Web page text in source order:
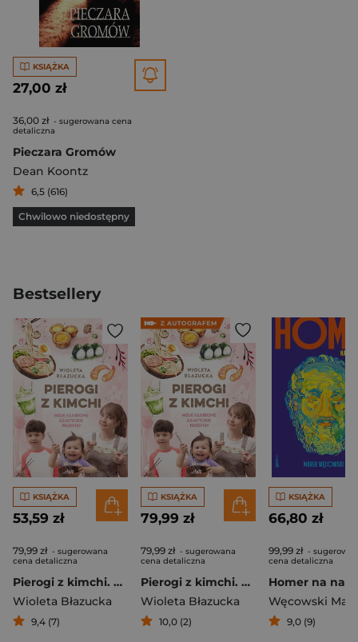
KSIĄŻKA
27,00 zł
36,00 zł - sugerowana cena
detaliczna
Pieczara Gromów
Dean Koontz
6,5 (616)
Chwilowo niedostępny
Bestsellery
KSIĄŻKA
53,59 zł
79,99 zł - sugerowana
cena detaliczna
Pierogi z kimchi. Moje ulubione azjatyckie przepisy
Wioleta Błazucka
9,4 (7)
KSIĄŻKA
79,99 zł
79,99 zł - sugerowana
cena detaliczna
Pierogi z kimchi. Moje ulubione azjatyckie przepisy - książka z autografem
Wioleta Błazucka
10,0 (2)
KSIĄŻKA
66,80 zł
99,99 zł -
cena detaliczna
Węcowski
9,0 (9)